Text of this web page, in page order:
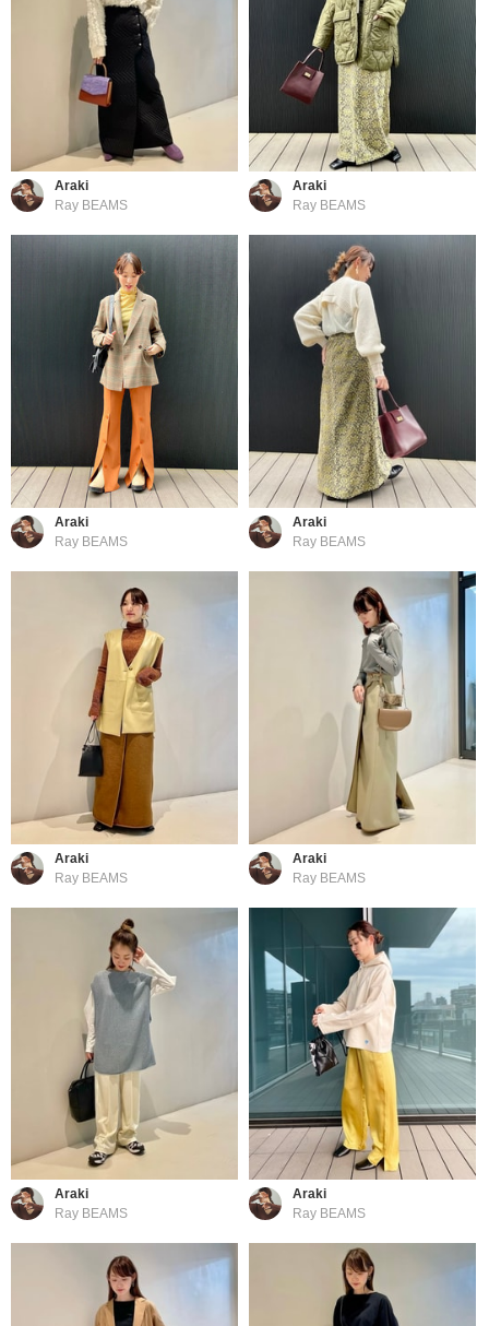
Araki
Ray BEAMS
Araki
Ray BEAMS
Araki
Ray BEAMS
Araki
Ray BEAMS
Araki
Ray BEAMS
Araki
Ray BEAMS
Araki
Ray BEAMS
Araki
Ray BEAMS